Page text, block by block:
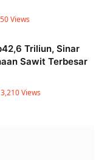
Views
Triliun, Sinar
Sawit Terbesar
3,210Views